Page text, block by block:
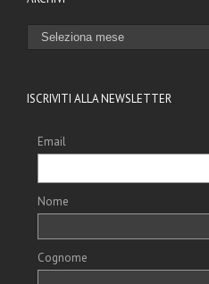
ARCHIVI
ISCRIVITI ALLA NEWSLETTER
Email
Nome
Cognome